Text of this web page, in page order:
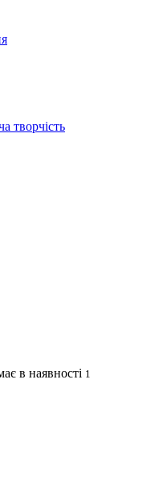
творчість
в наявності 1